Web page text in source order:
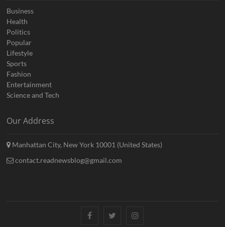
Business
Health
Politics
Popular
Lifestyle
Sports
Fashion
Entertainment
Science and Tech
Our Address
Manhattan City, New York 10001 (United States)
contact.readnewsblog@gmail.com
FacebookTwitterInstagram